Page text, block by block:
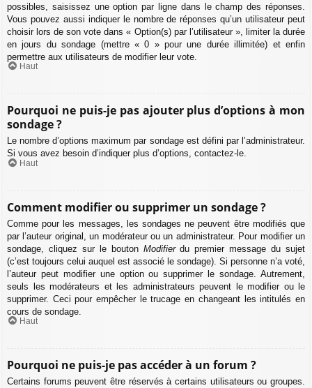
possibles, saisissez une option par ligne dans le champ des réponses.
Vous pouvez aussi indiquer le nombre de réponses qu’un utilisateur peut
choisir lors de son vote dans « Option(s) par l’utilisateur », limiter la durée
en jours du sondage (mettre « 0 » pour une durée illimitée) et enfin
permettre aux utilisateurs de modifier leur vote.
Haut
Pourquoi ne puis-je pas ajouter plus d’options à mon
sondage ?
Le nombre d’options maximum par sondage est défini par l’administrateur.
Si vous avez besoin d’indiquer plus d’options, contactez-le.
Haut
Comment modifier ou supprimer un sondage ?
Comme pour les messages, les sondages ne peuvent être modifiés que
par l’auteur original, un modérateur ou un administrateur. Pour modifier un
sondage, cliquez sur le bouton Modifierdu premier message du sujet
(c’est toujours celui auquel est associé le sondage). Si personne n’a voté,
l’auteur peut modifier une option ou supprimer le sondage. Autrement,
seuls les modérateurs et les administrateurs peuvent le modifier ou le
supprimer. Ceci pour empêcher le trucage en changeant les intitulés en
cours de sondage.
Haut
Pourquoi ne puis-je pas accéder à un forum ?
Certains forums peuvent être réservés à certains utilisateurs ou groupes.